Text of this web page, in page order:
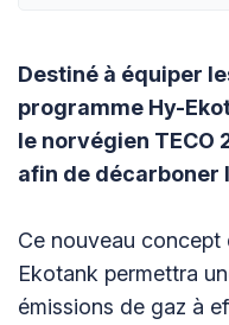
Destiné à équiper
programme Hy-
le norvégien TECO
afin de décarboner
Ce nouveau
Ekotank permettra
émissions de gaz à